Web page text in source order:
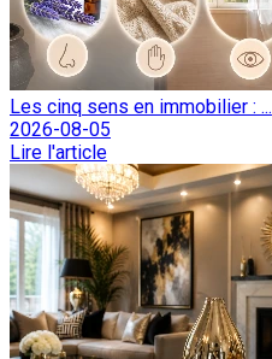
Les cinq sens en immobilier : ...
2026-08-05
Lire l'article